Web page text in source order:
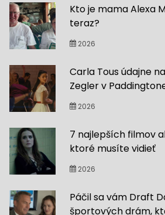
Kto je mama Alexa
teraz?
2026
Carla Tous údajne
Zegler v
2026
7 najlepších filmov
ktoré musíte vidieť
2026
Páčil sa vám Draft
športových drám,